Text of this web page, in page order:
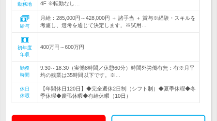
勤務地
4F ※転勤なし…
給与
月給：285,000円～428,000円 ＋ 諸手当 ＋ 賞与※経験・スキルを
考慮し、選考を通じて決定します。※試用…
初年度
年収
400万円～600万円
勤務
時間
9:30～18:30（実働8時間／休憩60分）時間外労働有無：有※月平
均の残業は35時間以下です。※…
休日
休暇
【年間休日120日】◆完全週休2日制（シフト制）◆夏季休暇◆冬
季休暇◆慶弔休暇◆有給休暇（10日）